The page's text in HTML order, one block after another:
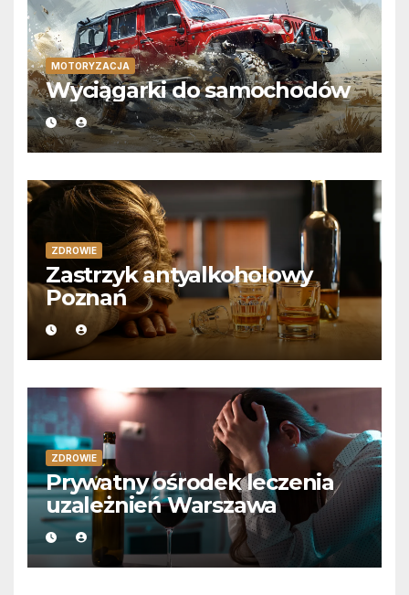
MOTORYZACJA
Wyciągarki do samochodów
ZDROWIE
Zastrzyk antyalkoholowy
Poznań
ZDROWIE
Prywatny ośrodek leczenia
uzależnień Warszawa